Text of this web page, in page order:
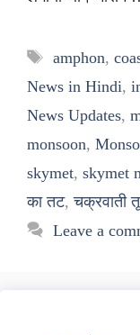
Tags
amphon,
News in Hindi,
News Updates,
monsoon,
skymet, skymet
का तट,चक्रवाती
Leave a